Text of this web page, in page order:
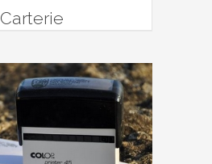
Carterie